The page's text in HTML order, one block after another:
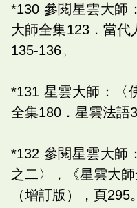
*130 參閱星雲大師
大師全集123．當代
135-136。
*131 星雲大師：〈
全集180．星雲法語
*132 參閱星雲大師
之二〉，《星雲大
（增訂版），頁295。